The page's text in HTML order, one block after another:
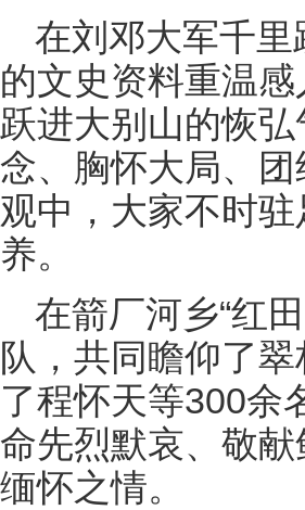
在刘邓大军千
的文史资料重温
跃进大别山的恢
念、胸怀大局、
观中，大家不时
养。
在箭厂河乡“红
队，共同瞻仰了
了程怀天等300余
命先烈默哀、敬
缅怀之情。